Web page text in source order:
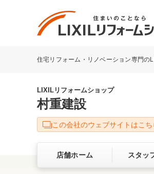
リフォーム事例を
キッチン
洗面化粧室
ベランダ・バル
LIXILリフォーム
サービス向上・
住宅リフォーム・リノベーション専門の
LIXILリフォームショップ
村重建設
この会社のウェブサイトはこち
店舗ホーム スタッ